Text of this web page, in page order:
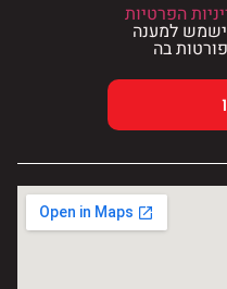
הפרטיות
למענה
בה